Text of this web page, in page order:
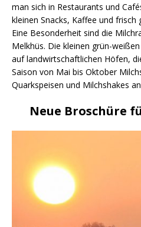
man sich in Restaurants und
kleinen Snacks, Kaffee und frisch
Eine Besonderheit sind die
Melkhüs. Die kleinen grün-
auf landwirtschaftlichen Höfen,
Saison von Mai bis Oktober
Quarkspeisen und Milchshakes
Neue Broschüre